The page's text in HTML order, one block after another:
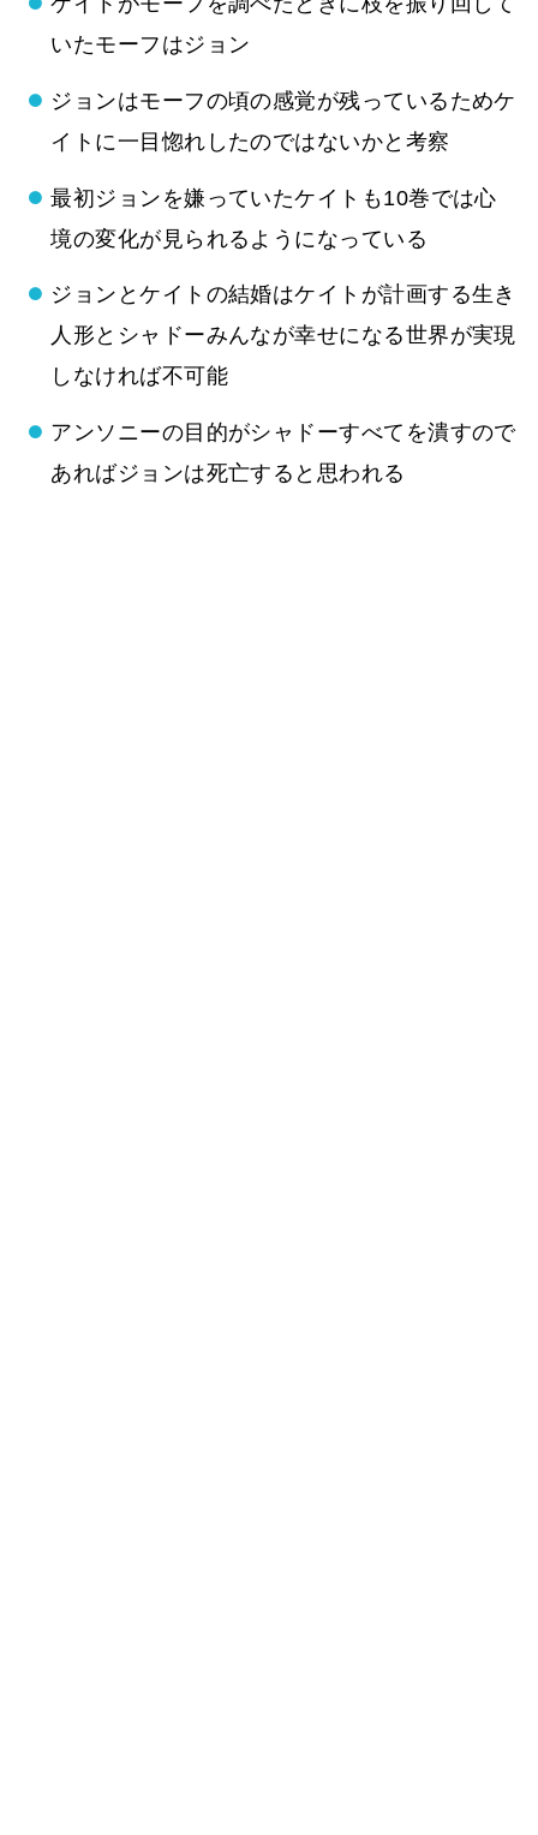
いたモーフはジョン
ジョンはモーフの頃の感覚が残っているためケ
イトに一目惚れしたのではないかと考察
最初ジョンを嫌っていたケイトも10巻では心
境の変化が見られるようになっている
ジョンとケイトの結婚はケイトが計画する生き
人形とシャドーみんなが幸せになる世界が実現
しなければ不可能
アンソニーの目的がシャドーすべてを潰すので
あればジョンは死亡すると思われる